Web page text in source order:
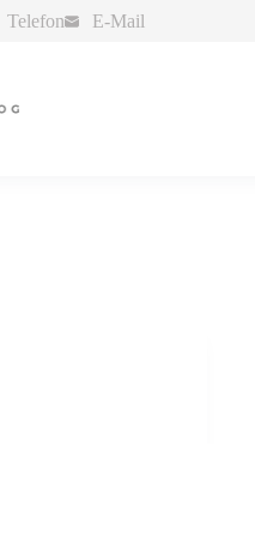
Telefon E-Mail